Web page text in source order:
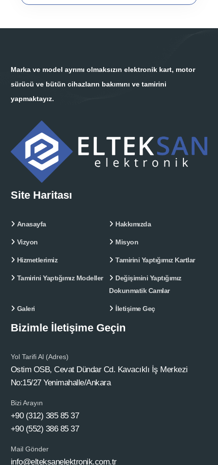
Marka ve model ayrımı olmaksızın elektronik kart, motor
sürücü ve bütün cihazların bakımını ve tamirini
yapmaktayız.
Site Haritası
Anasayfa Hakkımızda
Vizyon Misyon
Hizmetlerimiz Tamirini Yaptığımız Kartlar
Tamirini Yaptığımız Modeller
Değişimini Yaptığımız
Dokunmatik Camlar
Galeri İletişime Geç
Bizimle İletişime Geçin
Yol Tarifi Al (Adres)
Ostim OSB, Cevat Dündar Cd. Kavacıklı İş Merkezi
No:15/27 Yenimahalle/Ankara
Bizi Arayın
+90 (312) 385 85 37
+90 (552) 386 85 37
Mail Gönder
info@elteksanelektronik.com.tr